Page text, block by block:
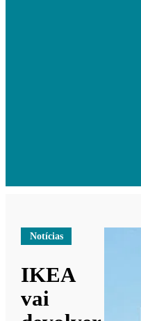
Notícias
IKEA
vai